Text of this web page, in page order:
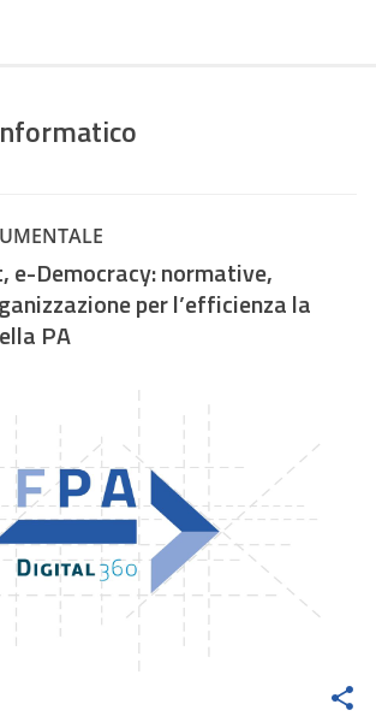
e-Democracy: normative,
per l’efficienza la
PA